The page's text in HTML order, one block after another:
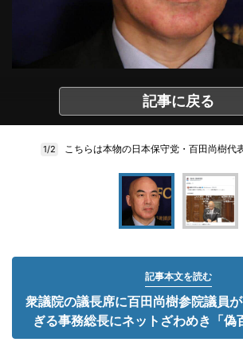
記事に戻る
1/2 こちらは本物の日本保守党・百田尚樹代
記事本文を読む
衆議院の議長席に百田尚樹参院議員
ぎる事務総長にネットざわめき「偽